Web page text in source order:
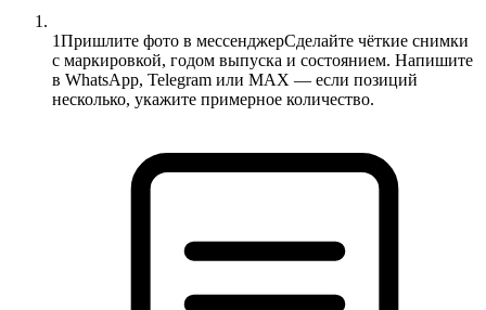
1Пришлите фото в мессенджерСделайте чёткие снимки
с маркировкой, годом выпуска и состоянием. Напишите
в WhatsApp, Telegram или MAX — если позиций
несколько, укажите примерное количество.